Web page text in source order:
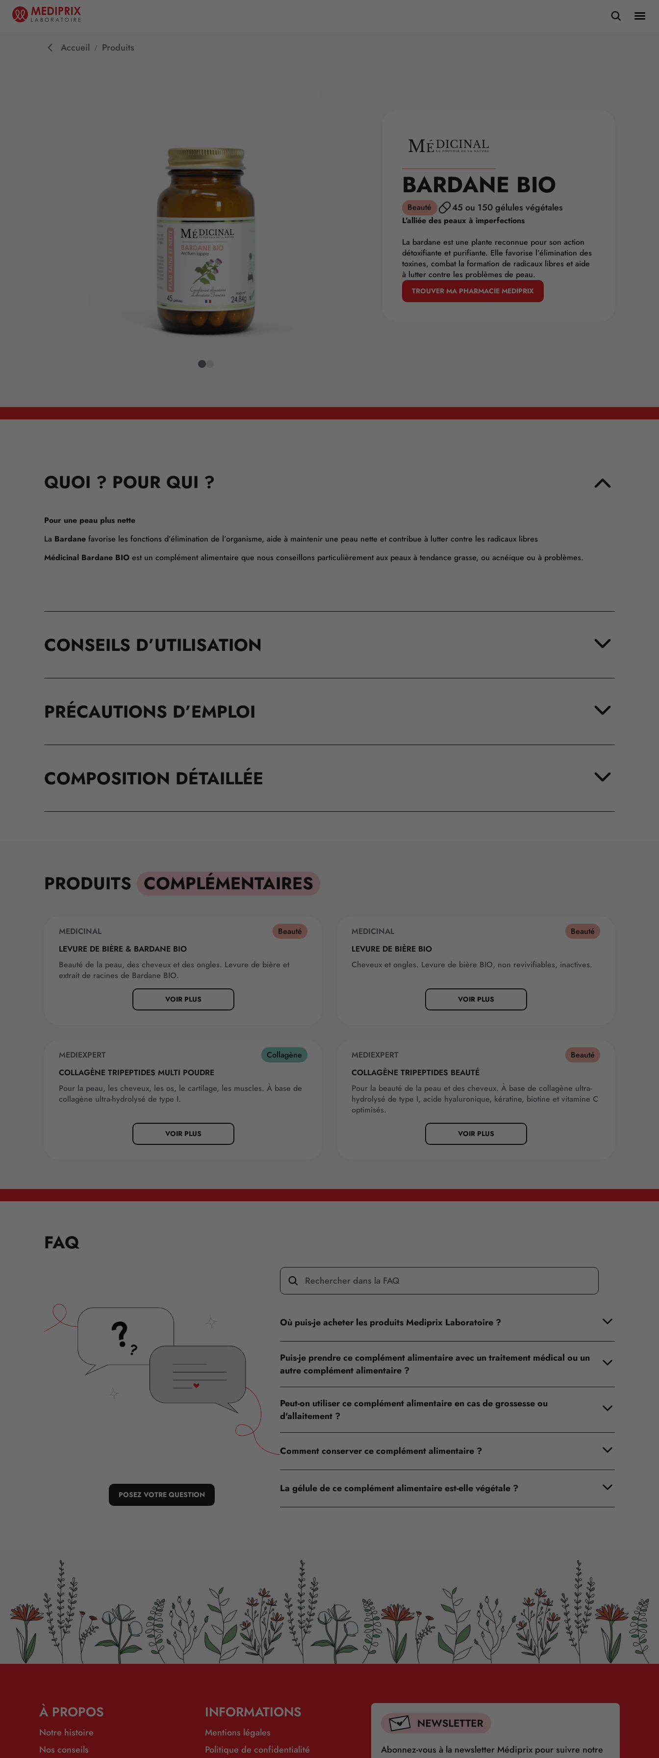
Accueil Produits
BARDANE BIO
Beauté 45 ou 150 gélules végétales
L’alliée des peaux à imperfections
La bardane est une plante reconnue pour son action
détoxifiante et purifiante. Elle favorise l’élimination des
toxines, combat la formation de radicaux libres et aide
à lutter contre les problèmes de peau.
TROUVER MA PHARMACIE MEDIPRIX
QUOI ? POUR QUI ?
Pour une peau plus nette
La Bardane favorise les fonctions d’élimination de l’organisme, aide à maintenir une peau nette et contribue à lutter contre les radicaux libres
Médicinal Bardane BIO est un complément alimentaire que nous conseillons particulièrement aux peaux à tendance grasse, ou acnéique ou à problèmes.
CONSEILS D’UTILISATION
PRÉCAUTIONS D’EMPLOI
COMPOSITION DÉTAILLÉE
PRODUITS COMPLÉMENTAIRES
MEDICINAL
Beauté
LEVURE DE BIÈRE & BARDANE BIO
Beauté de la peau, des cheveux et des ongles. Levure de bière et
extrait de racines de Bardane BIO.
VOIR PLUS
BEST-SELLER
MEDICINAL
Beauté
LEVURE DE BIÈRE BIO
Cheveux et ongles. Levure de bière BIO, non revivifiables, inactives.
VOIR PLUS
NOUVEAUTÉ
MEDIEXPERT
Collagène
COLLAGÈNE TRIPEPTIDES MULTI POUDRE
Pour la peau, les cheveux, les os, le cartilage, les muscles. À base de
collagène ultra-hydrolysé de type I.
VOIR PLUS
NOUVEAUTÉ
MEDIEXPERT
Beauté
COLLAGÈNE TRIPEPTIDES BEAUTÉ
Pour la beauté de la peau et des cheveux. À base de collagène ultra-
hydrolysé de type I, acide hyaluronique, kératine, biotine et vitamine C
optimisés.
VOIR PLUS
FAQ
POSEZ VOTRE QUESTION
Où puis-je acheter les produits Mediprix Laboratoire ?
Puis-je prendre ce complément alimentaire avec un traitement médical ou un
autre complément alimentaire ?
Peut-on utiliser ce complément alimentaire en cas de grossesse ou
d'allaitement ?
Comment conserver ce complément alimentaire ?
La gélule de ce complément alimentaire est-elle végétale ?
Abonnez-vous à la newsletter Médiprix pour suivre notre
À PROPOS
Notre histoire
Nos conseils
INFORMATIONS
Mentions légales
Politique de confidentialité